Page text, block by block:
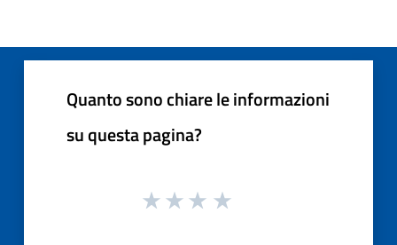
Quanto sono chiare le informazioni
su questa pagina?